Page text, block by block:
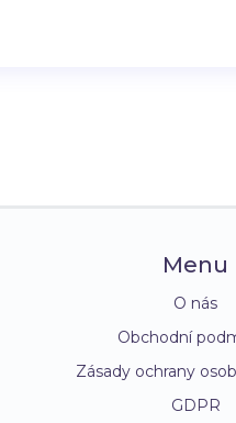
Menu
O nás
Obchodní
Zásady ochrany
GDPR